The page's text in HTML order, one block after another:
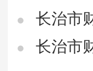
长治市
长治市